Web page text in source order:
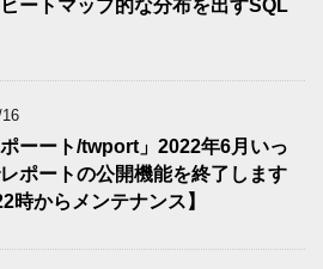
ートマップ的な分布を出すSQL
ポーート/twport」2022年6月いっ
ポートの公開機能を終了します
時からメンテナンス】